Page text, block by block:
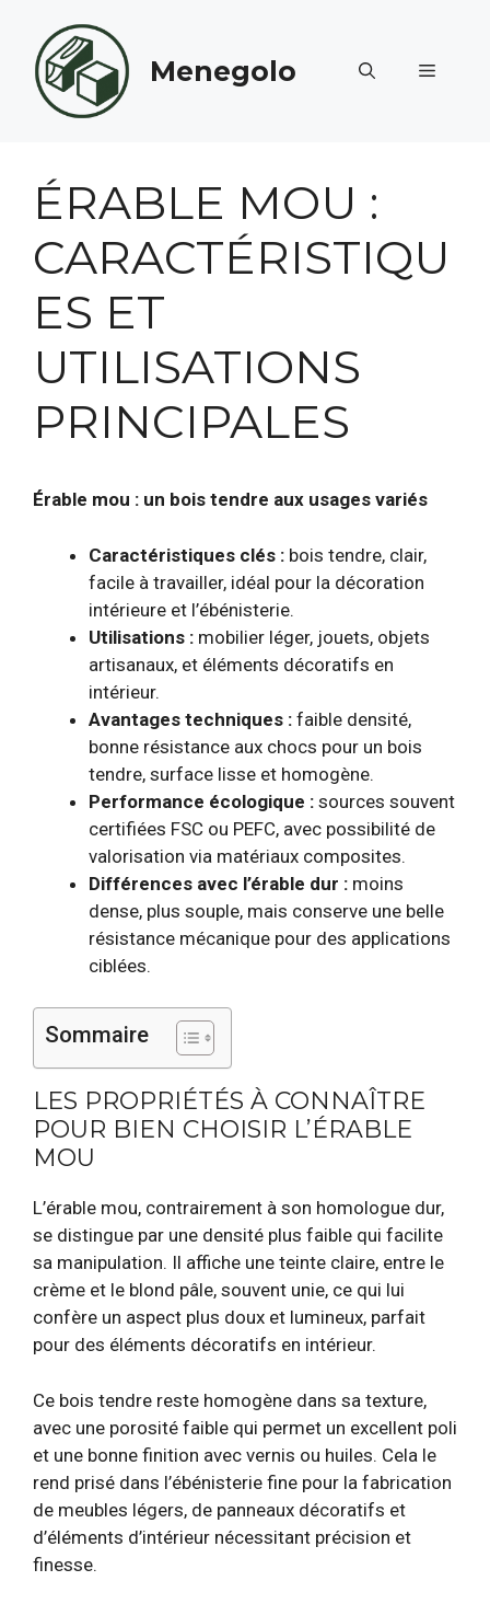
contenu
Menegolo MENU
ÉRABLE MOU :
CARACTÉRISTIQU
ES ET
UTILISATIONS
PRINCIPALES
Érable mou : un bois tendre aux usages variés
Caractéristiques clés : bois tendre, clair,
facile à travailler, idéal pour la décoration
intérieure et l’ébénisterie.
Utilisations : mobilier léger, jouets, objets
artisanaux, et éléments décoratifs en
intérieur.
Avantages techniques : faible densité,
bonne résistance aux chocs pour un bois
tendre, surface lisse et homogène.
Performance écologique : sources souvent
certifiées FSC ou PEFC, avec possibilité de
valorisation via matériaux composites.
Différences avec l’érable dur : moins
dense, plus souple, mais conserve une belle
résistance mécanique pour des applications
ciblées.
Sommaire
LES PROPRIÉTÉS À CONNAÎTRE
POUR BIEN CHOISIR L’ÉRABLE
MOU
L’érable mou, contrairement à son homologue dur,
se distingue par une densité plus faible qui facilite
sa manipulation. Il affiche une teinte claire, entre le
crème et le blond pâle, souvent unie, ce qui lui
confère un aspect plus doux et lumineux, parfait
pour des éléments décoratifs en intérieur.
Ce bois tendre reste homogène dans sa texture,
avec une porosité faible qui permet un excellent poli
et une bonne finition avec vernis ou huiles. Cela le
rend prisé dans l’ébénisterie fine pour la fabrication
de meubles légers, de panneaux décoratifs et
d’éléments d’intérieur nécessitant précision et
finesse.